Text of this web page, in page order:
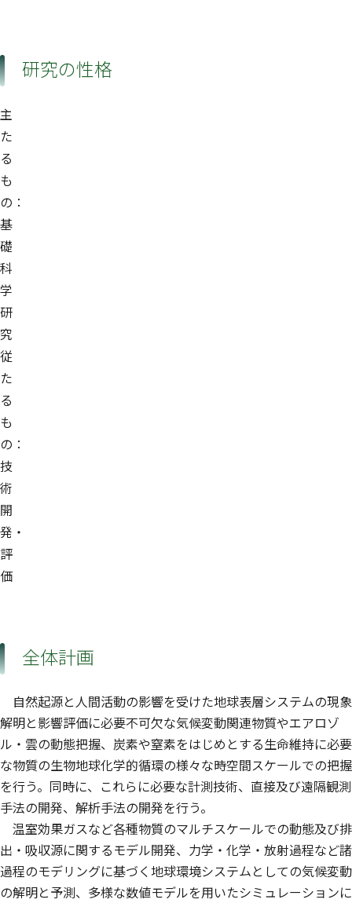
研究の性格
主
た
る
も
の：
基
礎
科
学
研
究
従
た
る
も
の：
技
術
開
発・
評
価
全体計画
自然起源と人間活動の影響を受けた地球表層システムの現象
解明と影響評価に必要不可欠な気候変動関連物質やエアロゾ
ル・雲の動態把握、炭素や窒素をはじめとする生命維持に必要
な物質の生物地球化学的循環の様々な時空間スケールでの把握
を行う。同時に、これらに必要な計測技術、直接及び遠隔観測
手法の開発、解析手法の開発を行う。
温室効果ガスなど各種物質のマルチスケールでの動態及び排
出・吸収源に関するモデル開発、力学・化学・放射過程など諸
過程のモデリングに基づく地球環境システムとしての気候変動
の解明と予測、多様な数値モデルを用いたシミュレーションに